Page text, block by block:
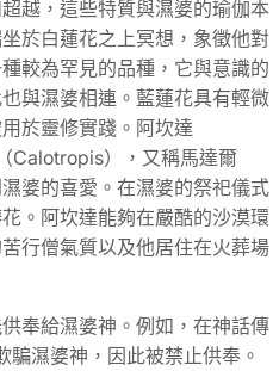
越，這些特質與濕婆的瑜伽本
於白蓮花之上冥想，象徵他對
較為罕見的品種，它與意識的
與濕婆相連。藍蓮花具有輕微
於靈修實踐。阿坎達
Calotropis），又稱馬達爾
婆的喜愛。在濕婆的祭祀儀式
。阿坎達能夠在嚴酷的沙漠環
行僧氣質以及他居住在火葬場
奉給濕婆神。例如，在神話傳
濕婆神，因此被禁止供奉。